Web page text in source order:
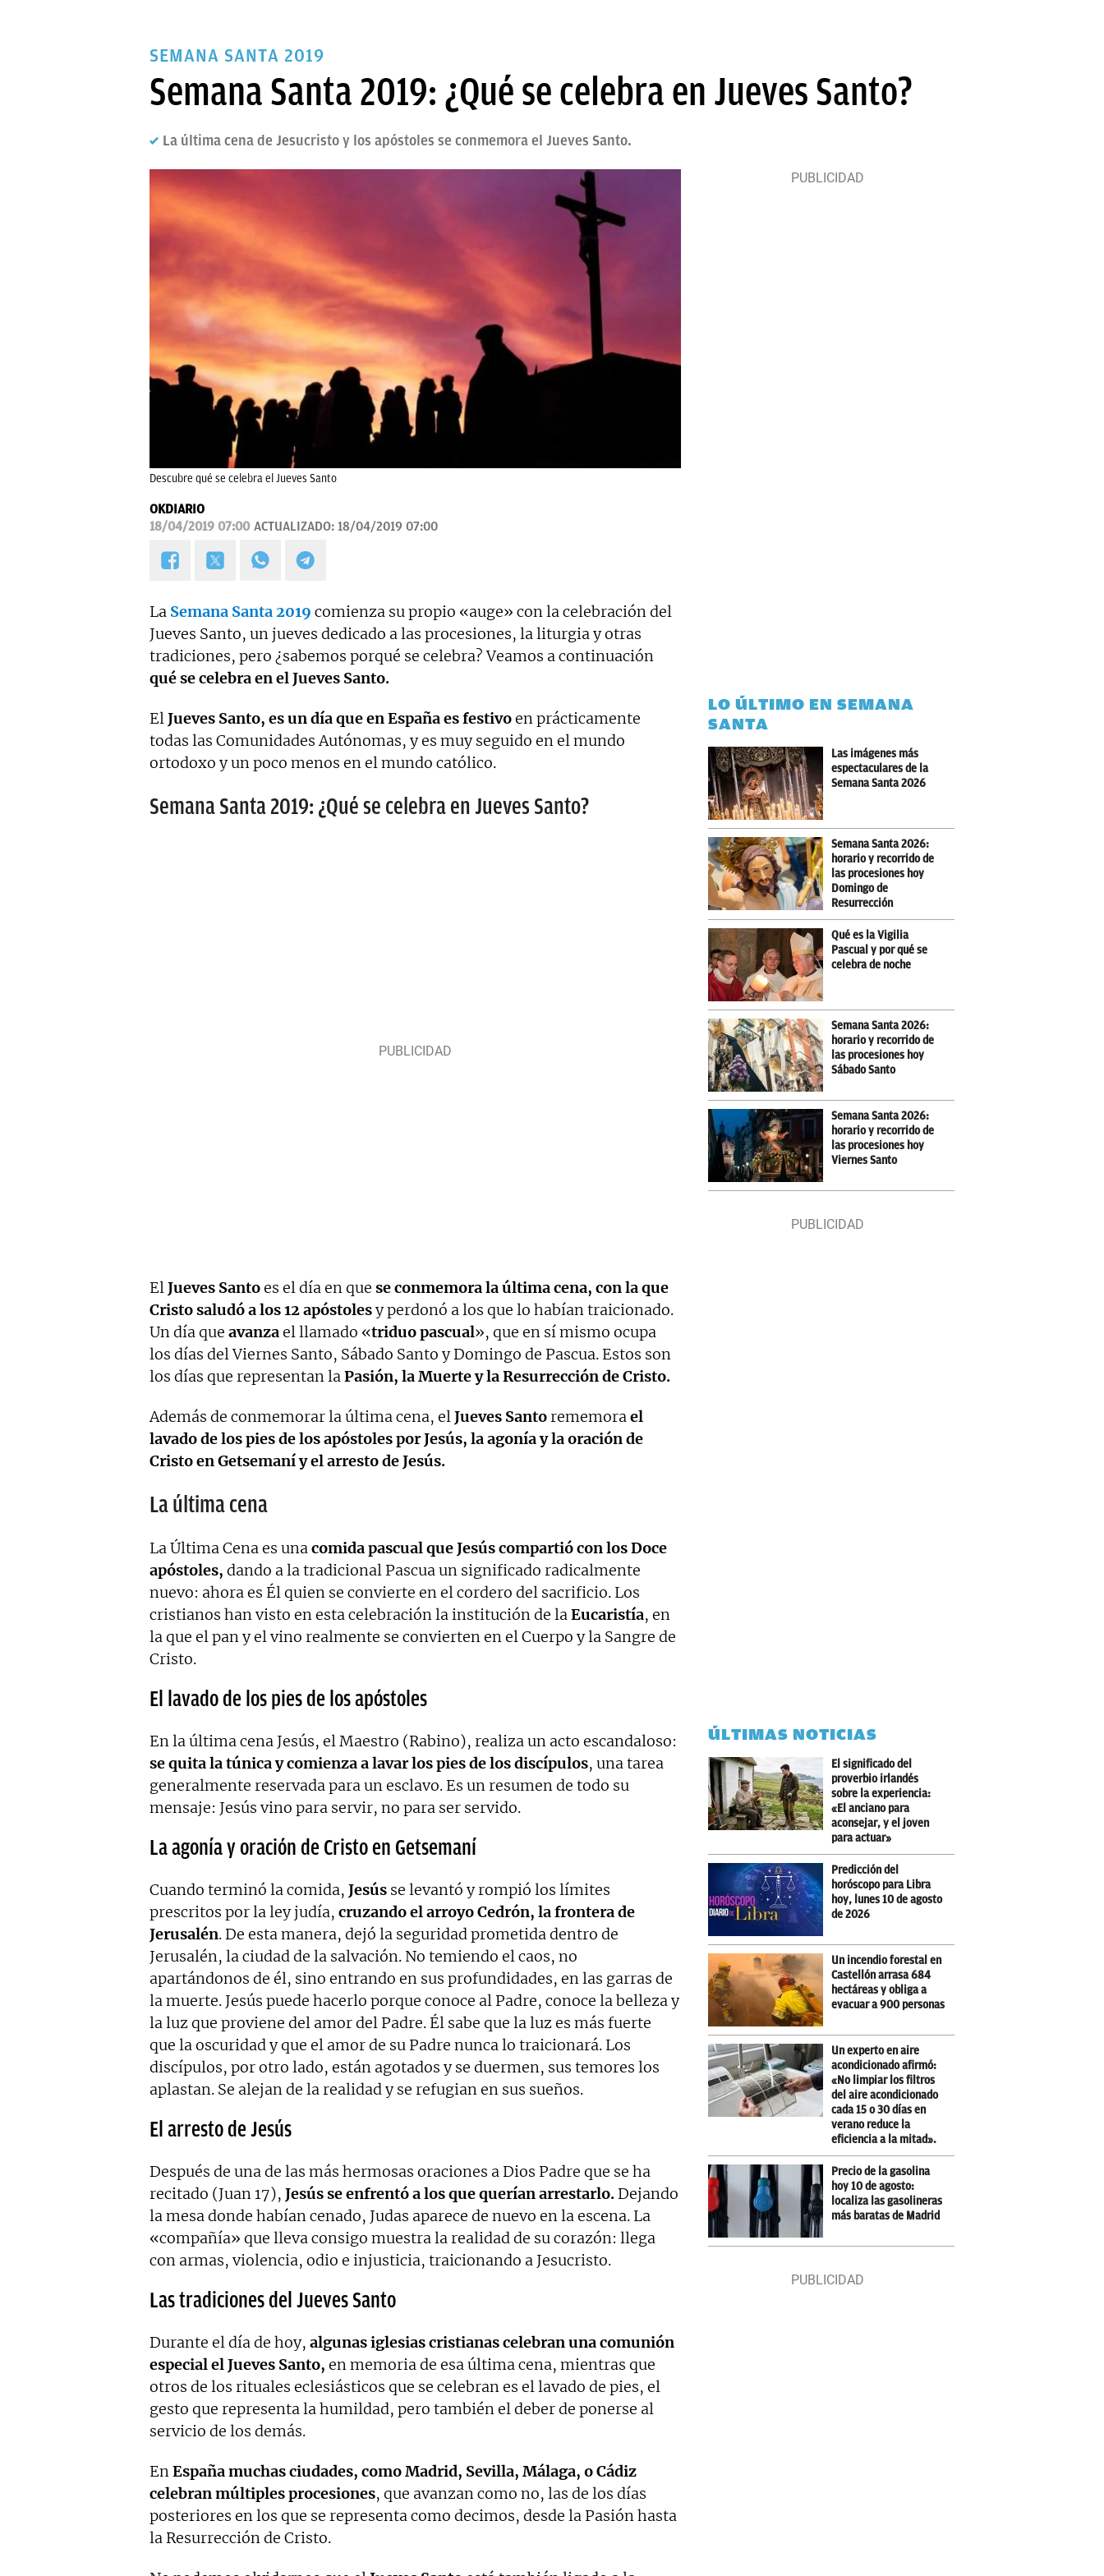
SEMANA SANTA 2019
Semana Santa 2019: ¿Qué se celebra en Jueves Santo?
La última cena de Jesucristo y los apóstoles se conmemora el Jueves Santo.
Descubre qué se celebra el Jueves Santo
OKDIARIO
18/04/2019 07:00 ACTUALIZADO: 18/04/2019 07:00
La Semana Santa 2019 comienza su propio «auge» con la celebración del
Jueves Santo, un jueves dedicado a las procesiones, la liturgia y otras
tradiciones, pero ¿sabemos porqué se celebra? Veamos a continuación
qué se celebra en el Jueves Santo.
ElJueves Santo, es un día que en España es festivoen prácticamente
todas las Comunidades Autónomas, y es muy seguido en el mundo
ortodoxo y un poco menos en el mundo católico.
Semana Santa 2019: ¿Qué se celebra en Jueves Santo?
ElJueves Santoes el día en que se conmemora la última cena, con la que
Cristo saludó a los 12 apóstolesy perdonó a los que lo habían traicionado.
Un día que avanzael llamado «triduo pascual», que en sí mismo ocupa
los días del Viernes Santo, Sábado Santo y Domingo de Pascua. Estos son
los días que representan laPasión, la Muerte y la Resurrección de Cristo.
Además de conmemorar la última cena, elJueves Santorememorael
lavado de los pies de los apóstoles por Jesús, la agonía y la oración de
Cristo en Getsemaní y el arresto de Jesús.
La última cena
La Última Cena es unacomida pascual que Jesús compartió con los Doce
apóstoles, dando a la tradicional Pascua un significado radicalmente
nuevo: ahora es Él quien se convierte en el cordero del sacrificio. Los
cristianos han visto en esta celebración la institución de laEucaristía, en
la que el pan y el vino realmente se convierten en el Cuerpo y la Sangre de
Cristo.
El lavado de los pies de los apóstoles
En la última cena Jesús, el Maestro (Rabino), realiza un acto escandaloso:
se quita la túnica y comienza a lavar los pies de los discípulos, una tarea
generalmente reservada para un esclavo. Es un resumen de todo su
mensaje: Jesús vino para servir, no para ser servido.
La agonía y oración de Cristo en Getsemaní
Cuando terminó la comida, Jesús se levantó y rompió los límites
prescritos por la ley judía, cruzando el arroyo Cedrón, la frontera de
Jerusalén. De esta manera, dejó la seguridad prometida dentro de
Jerusalén, la ciudad de la salvación. No temiendo el caos, no
apartándonos de él, sino entrando en sus profundidades, en las garras de
la muerte. Jesús puede hacerlo porque conoce al Padre, conoce la belleza y
la luz que proviene del amor del Padre. Él sabe que la luz es más fuerte
que la oscuridad y que el amor de su Padre nunca lo traicionará. Los
discípulos, por otro lado, están agotados y se duermen, sus temores los
aplastan. Se alejan de la realidad y se refugian en sus sueños.
El arresto de Jesús
Después de una de las más hermosas oraciones a Dios Padre que se ha
recitado (Juan 17), Jesús se enfrentó a los que querían arrestarlo. Dejando
la mesa donde habían cenado, Judas aparece de nuevo en la escena. La
«compañía» que lleva consigo muestra la realidad de su corazón: llega
con armas, violencia, odio e injusticia, traicionando a Jesucristo.
Las tradiciones del Jueves Santo
Durante el día de hoy, algunas iglesias cristianas celebran una comunión
especial el Jueves Santo, en memoria de esa última cena, mientras que
otros de los rituales eclesiásticos que se celebran es el lavado de pies, el
gesto que representa la humildad, pero también el deber de ponerse al
servicio de los demás.
EnEspaña muchas ciudades, como Madrid, Sevilla, Málaga, o Cádiz
celebran múltiples procesiones, que avanzan como no, las de los días
posteriores en los que se representa como decimos, desde la Pasión hasta
la Resurrección de Cristo.
LO ÚLTIMO EN SEMANA
SANTA
Las imágenes más
espectaculares de la
Semana Santa 2026
Semana Santa 2026:
horario y recorrido de
las procesiones hoy
Domingo de
Resurrección
Qué es la Vigilia
Pascual y por qué se
celebra de noche
Semana Santa 2026:
horario y recorrido de
las procesiones hoy
Sábado Santo
Semana Santa 2026:
horario y recorrido de
las procesiones hoy
Viernes Santo
ÚLTIMAS NOTICIAS
El significado del
proverbio irlandés
sobre la experiencia:
«El anciano para
aconsejar, y el joven
para actuar»
Predicción del
horóscopo para Libra
hoy, lunes 10 de agosto
de 2026
Un incendio forestal en
Castellón arrasa 684
hectáreas y obliga a
evacuar a 900 personas
Un experto en aire
acondicionado afirmó:
«No limpiar los filtros
del aire acondicionado
cada 15 o 30 días en
verano reduce la
eficiencia a la mitad».
Precio de la gasolina
hoy 10 de agosto:
localiza las gasolineras
más baratas de Madrid